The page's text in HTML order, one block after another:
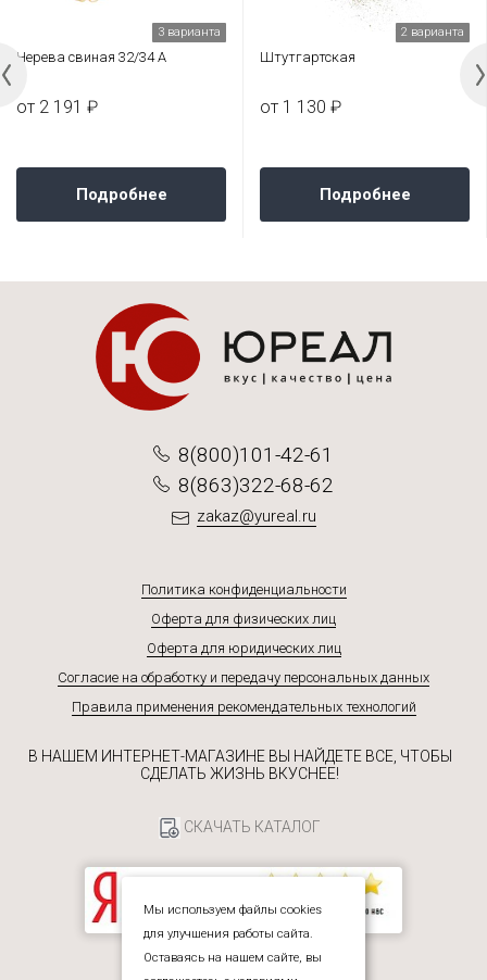
3 варианта
Черева свиная 32/34 А
от 2 191 ₽
Подробнее
2 варианта
Штутгартская
от 1 130 ₽
Подробнее
8(800)101-42-61
8(863)322-68-62
zakaz@yureal.ru
Политика конфиденциальности
Оферта для физических лиц
Оферта для юридических лиц
Согласие на обработку и передачу персональных данных
Правила применения рекомендательных технологий
В НАШЕМ ИНТЕРНЕТ-МАГАЗИНЕ ВЫ НАЙДЕТЕ ВСЕ, ЧТОБЫ
СДЕЛАТЬ ЖИЗНЬ ВКУСНЕЕ!
СКАЧАТЬ КАТАЛОГ
Мы используем файлы cookies
для улучшения работы сайта.
Оставаясь на нашем сайте, вы